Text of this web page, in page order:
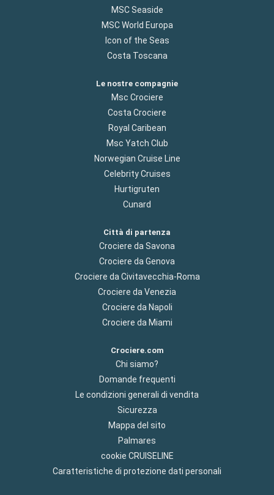
MSC Seaside
MSC World Europa
Icon of the Seas
Costa Toscana
Le nostre compagnie
Msc Crociere
Costa Crociere
Royal Caribean
Msc Yatch Club
Norwegian Cruise Line
Celebrity Cruises
Hurtigruten
Cunard
Città di partenza
Crociere da Savona
Crociere da Genova
Crociere da Civitavecchia-Roma
Crociere da Venezia
Crociere da Napoli
Crociere da Miami
Crociere.com
Chi siamo?
Domande frequenti
Le condizioni generali di vendita
Sicurezza
Mappa del sito
Palmares
cookie CRUISELINE
Caratteristiche di protezione dati personali